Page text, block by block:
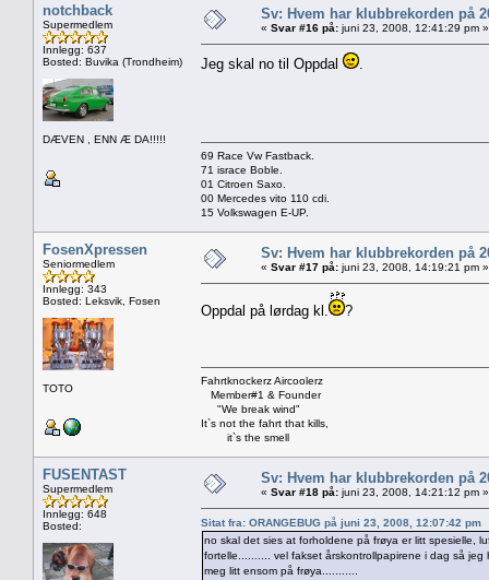
notchback
Supermedlem
Innlegg: 637
Bosted: Buvika (Trondheim)
DÆVEN , ENN Æ DA!!!!!
Sv: Hvem har klubbrekorden på
« Svar #16 på: juni 23, 2008, 12:41:29 pm »
Jeg skal no til Oppdal
69 Race Vw Fastback.
71 israce Boble.
01 Citroen Saxo.
00 Mercedes vito 110 cdi.
15 Volkswagen E-UP.
FosenXpressen
Seniormedlem
Innlegg: 343
Bosted: Leksvik, Fosen
TOTO
Sv: Hvem har klubbrekorden på
« Svar #17 på: juni 23, 2008, 14:19:21 pm »
Oppdal på lørdag kl. ?
Fahrtknockerz Aircoolerz
Member#1 & Founder
"We break wind"
It`s not the fahrt that kills,
it`s the smell
FUSENTAST
Supermedlem
Innlegg: 648
Bosted:
Sv: Hvem har klubbrekorden på
« Svar #18 på: juni 23, 2008, 14:21:12 pm »
Sitat fra: ORANGEBUG på juni 23, 2008, 12:07:42 pm
no skal det sies at forholdene på frøya er litt spesielle,
fortelle.......... vel fakset årskontrollpapirene i dag så
meg litt ensom på frøya...........